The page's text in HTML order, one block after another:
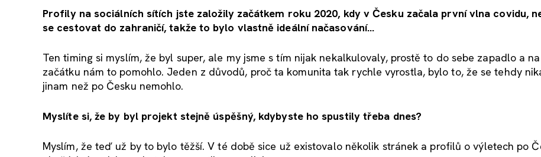
Profily na sociálních sítích jste založily začátkem roku 2020, kdy v Česku začala první vlna covidu,
se cestovat do zahraničí, takže to bylo vlastně ideální načasování…
Ten timing si myslím, že byl super, ale my jsme s tím nijak nekalkulovaly, prostě to do sebe zapadlo a na
začátku nám to pomohlo. Jeden z důvodů, proč ta komunita tak rychle vyrostla, bylo to, že se tehdy
jinam než po Česku nemohlo.
Myslíte si, že by byl projekt stejně úspěšný, kdybyste ho spustily třeba dnes?
Myslím, že teď už by to bylo těžší. V té době sice už existovalo několik stránek a profilů o výletech po